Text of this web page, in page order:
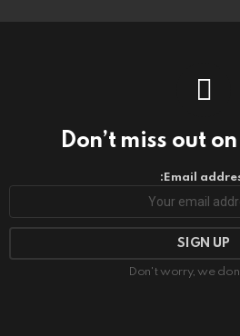
Don’t miss out
Email
Don't worry, we